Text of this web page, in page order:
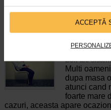
ACCEPTĂ
Enurezisul
4 minute, 32
Senzatia de
cum o tratati
Boli ale
Multi
dupa masa
atunci cand
foarte mare
cazuri, aceasta apare